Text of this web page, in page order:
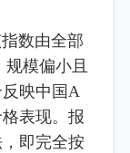
数由全部
模偏小且
映中国A
表现。报
即完全按